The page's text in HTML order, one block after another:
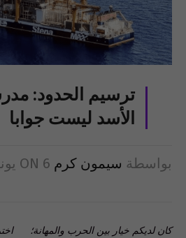
ترسيم الحدود:
الأسد ليست جوابا
بواسطة سيمون كرم ON 6 يونيو 2022
كان لديكم خيار بين الحرب والمهانة؛